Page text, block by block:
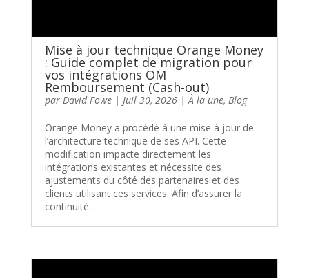
Mise à jour technique Orange Money
: Guide complet de migration pour
vos intégrations OM
Remboursement (Cash-out)
par David Fowe| Juil 30, 2026|À la une, Blog
Orange Money a procédé à une mise à jour de
l’architecture technique de ses API. Cette
modification impacte directement les
intégrations existantes et nécessite des
ajustements du côté des partenaires et des
clients utilisant ces services. Afin d’assurer la
continuité...